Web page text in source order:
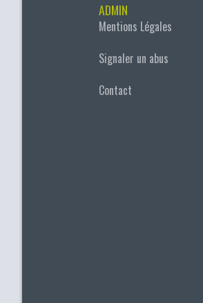
ADMIN
Mentions Légales
Signaler un abus
Contact